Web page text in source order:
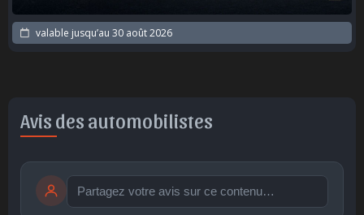
valable jusqu’au 30 août 2026
Avis des automobilistes
publication immédiate Publier